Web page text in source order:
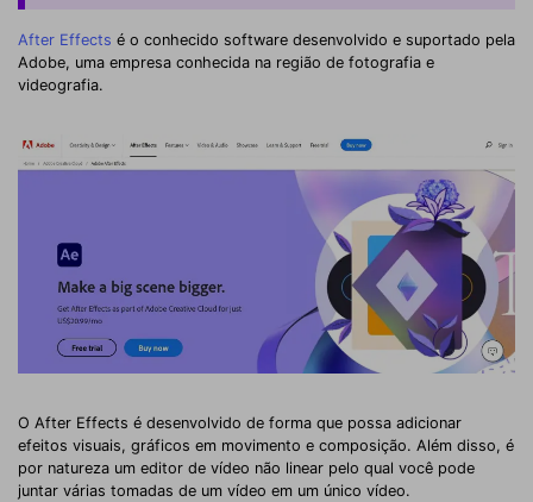
After Effects é o conhecido software desenvolvido e suportado pela
Adobe, uma empresa conhecida na região de fotografia e
videografia.
O After Effects é desenvolvido de forma que possa adicionar
efeitos visuais, gráficos em movimento e composição. Além disso, é
por natureza um editor de vídeo não linear pelo qual você pode
juntar várias tomadas de um vídeo em um único vídeo.